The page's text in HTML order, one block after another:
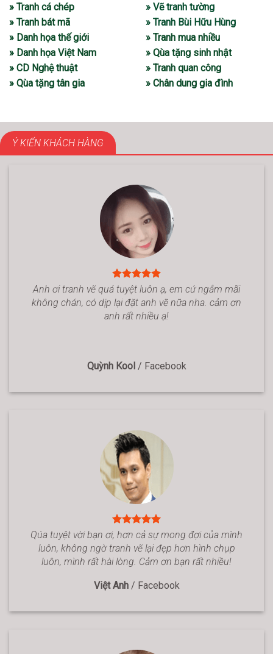
» Tranh cá chép
» Tranh bát mã
» Danh họa thế giới
» Danh họa Việt Nam
» CD Nghệ thuật
» Qùa tặng tân gia
» Vẽ tranh tường
» Tranh Bùi Hữu Hùng
» Tranh mua nhiều
» Qùa tặng sinh nhật
» Tranh quan công
» Chân dung gia đình
Ý KIẾN KHÁCH HÀNG
Anh ơi tranh vẽ quá tuyệt luôn ạ, em cứ ngắm mãi
không chán, có dịp lại đặt anh vẽ nữa nha. cảm ơn
anh rất nhiều ạ!
Quỳnh Kool / Facebook
Qúa tuyệt vời bạn ơi, hơn cả sự mong đợi của mình
luôn, không ngờ tranh vẽ lại đẹp hơn hình chụp
luôn, mình rất hài lòng. Cảm ơn bạn rất nhiều!
Việt Anh / Facebook